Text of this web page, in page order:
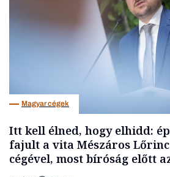
Magyar cégek
Itt kell élned, hogy elhidd:
fajult a vita Mészáros
cégével, most bíróság előtt